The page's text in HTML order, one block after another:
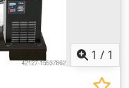
1 / 1